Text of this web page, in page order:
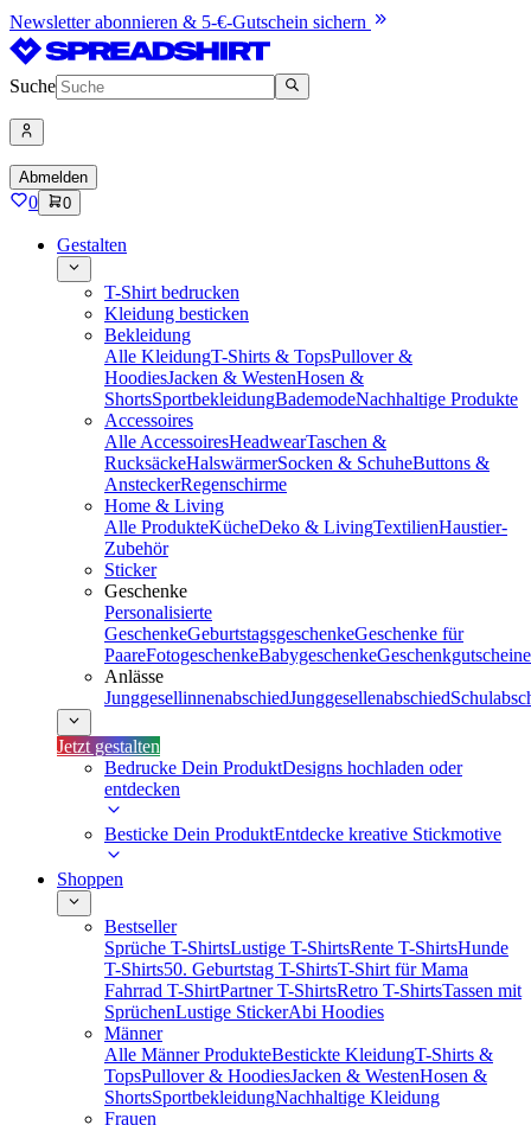
Newsletter abonnieren & 5-€-Gutschein sichern
Suche
Abmelden
0 0
Gestalten
T-Shirt bedrucken
Kleidung besticken
Bekleidung
Alle KleidungT-Shirts & TopsPullover &
HoodiesJacken & WestenHosen &
ShortsSportbekleidungBademodeNachhaltige Produkte
Accessoires
Alle AccessoiresHeadwearTaschen &
RucksäckeHalswärmerSocken & SchuheButtons &
AnsteckerRegenschirme
Home & Living
Alle ProdukteKücheDeko & LivingTextilienHaustier-
Zubehör
Sticker
Geschenke
Personalisierte
GeschenkeGeburtstagsgeschenkeGeschenke für
PaareFotogeschenkeBabygeschenkeGeschenkgutscheine
Anlässe
JunggesellinnenabschiedJunggesellenabschied
Jetzt gestalten
Bedrucke Dein ProduktDesigns hochladen oder
entdecken
Besticke Dein ProduktEntdecke kreative Stickmotive
Shoppen
Bestseller
Sprüche T-ShirtsLustige T-ShirtsRente T-ShirtsHunde
T-Shirts50. Geburtstag T-ShirtsT-Shirt für Mama
Fahrrad T-ShirtPartner T-ShirtsRetro T-ShirtsTassen mit
SprüchenLustige StickerAbi Hoodies
Männer
Alle Männer ProdukteBestickte KleidungT-Shirts &
TopsPullover & HoodiesJacken & WestenHosen &
ShortsSportbekleidungNachhaltige Kleidung
Frauen